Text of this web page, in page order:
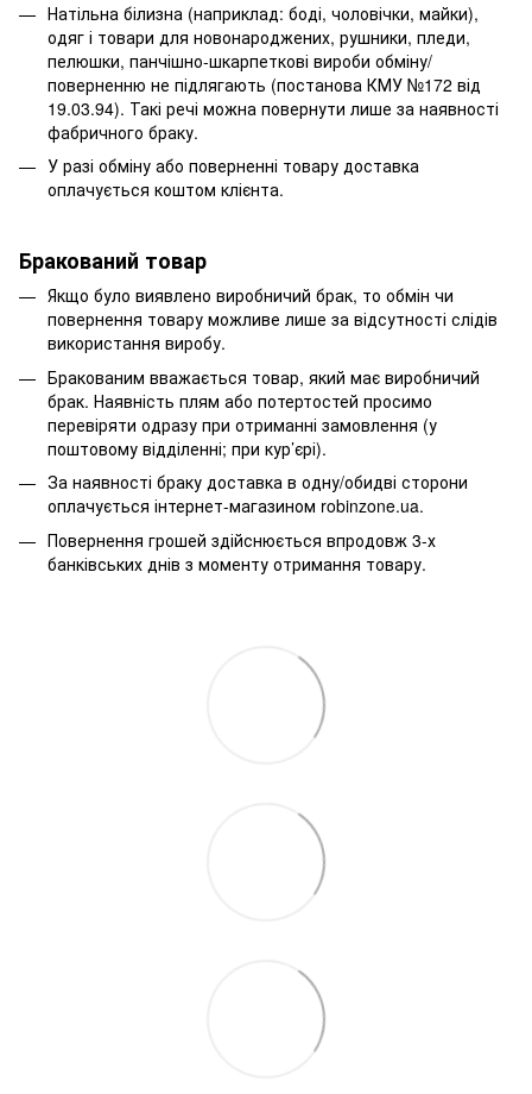
Натільна білизна (наприклад: боді, чоловічки, майки),
одяг і товари для новонароджених, рушники, пледи,
пелюшки, панчішно-шкарпеткові вироби обміну/
поверненню не підлягають (постанова КМУ №172 від
19.03.94). Такі речі можна повернути лише за наявності
фабричного браку.
У разі обміну або поверненні товару доставка
оплачується коштом клієнта.
Бракований товар
Якщо було виявлено виробничий брак, то обмін чи
повернення товару можливе лише за відсутності слідів
використання виробу.
Бракованим вважається товар, який має виробничий
брак. Наявність плям або потертостей просимо
перевіряти одразу при отриманні замовлення (у
поштовому відділенні; при кур’єрі).
За наявності браку доставка в одну/обидві сторони
оплачується інтернет-магазином robinzone.ua.
Повернення грошей здійснюється впродовж 3-х
банківських днів з моменту отримання товару.